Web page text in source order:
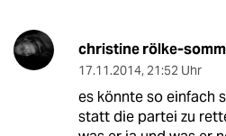
christine rölke-
17.11.2014, 21:52 Uhr
es könnte so einfach
statt die partei zu